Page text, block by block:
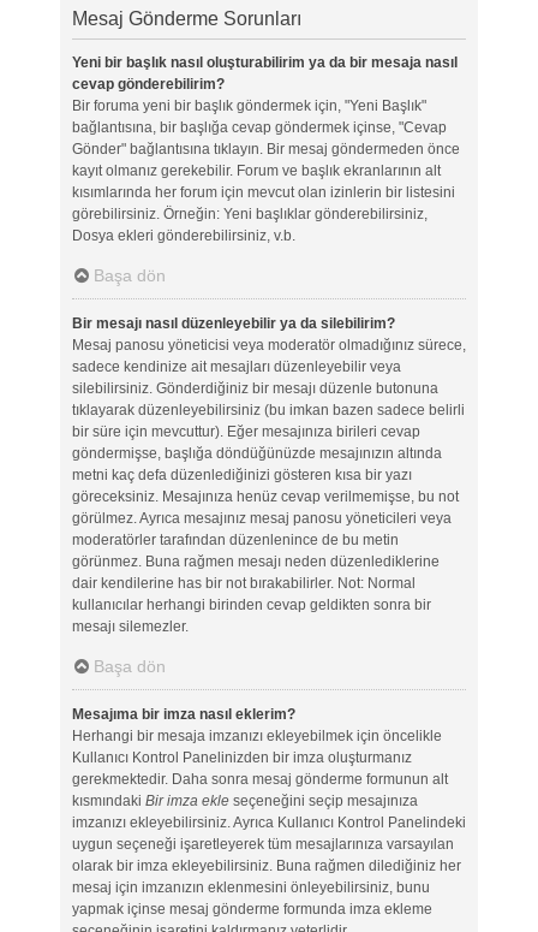
Mesaj Gönderme Sorunları
Yeni bir başlık nasıl oluşturabilirim ya da bir mesaja nasıl
cevap gönderebilirim?
Bir foruma yeni bir başlık göndermek için, "Yeni Başlık"
bağlantısına, bir başlığa cevap göndermek içinse, "Cevap
Gönder" bağlantısına tıklayın. Bir mesaj göndermeden önce
kayıt olmanız gerekebilir. Forum ve başlık ekranlarının alt
kısımlarında her forum için mevcut olan izinlerin bir listesini
görebilirsiniz. Örneğin: Yeni başlıklar gönderebilirsiniz,
Dosya ekleri gönderebilirsiniz, v.b.
Başa dön
Bir mesajı nasıl düzenleyebilir ya da silebilirim?
Mesaj panosu yöneticisi veya moderatör olmadığınız sürece,
sadece kendinize ait mesajları düzenleyebilir veya
silebilirsiniz. Gönderdiğiniz bir mesajı düzenle butonuna
tıklayarak düzenleyebilirsiniz (bu imkan bazen sadece belirli
bir süre için mevcuttur). Eğer mesajınıza birileri cevap
göndermişse, başlığa döndüğünüzde mesajınızın altında
metni kaç defa düzenlediğinizi gösteren kısa bir yazı
göreceksiniz. Mesajınıza henüz cevap verilmemişse, bu not
görülmez. Ayrıca mesajınız mesaj panosu yöneticileri veya
moderatörler tarafından düzenlenince de bu metin
görünmez. Buna rağmen mesajı neden düzenlediklerine
dair kendilerine has bir not bırakabilirler. Not: Normal
kullanıcılar herhangi birinden cevap geldikten sonra bir
mesajı silemezler.
Başa dön
Mesajıma bir imza nasıl eklerim?
Herhangi bir mesaja imzanızı ekleyebilmek için öncelikle
Kullanıcı Kontrol Panelinizden bir imza oluşturmanız
gerekmektedir. Daha sonra mesaj gönderme formunun alt
kısmındaki Bir imza ekleseçeneğini seçip mesajınıza
imzanızı ekleyebilirsiniz. Ayrıca Kullanıcı Kontrol Panelindeki
uygun seçeneği işaretleyerek tüm mesajlarınıza varsayılan
olarak bir imza ekleyebilirsiniz. Buna rağmen dilediğiniz her
mesaj için imzanızın eklenmesini önleyebilirsiniz, bunu
yapmak içinse mesaj gönderme formunda imza ekleme